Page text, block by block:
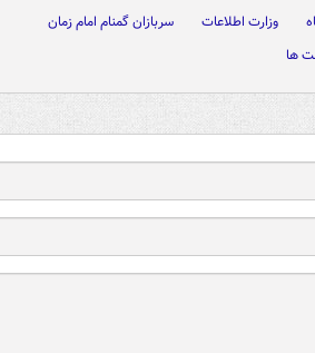
وزارت اطلاعات
سربازان گمنام امام زمان
ها